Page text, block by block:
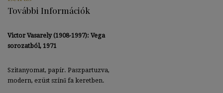
További Információk
Victor Vasarely (1908-1997): Vega
sorozatból, 1971
Szitanyomat, papír. Paszpartuzva,
modern, ezüst színű fa keretben.